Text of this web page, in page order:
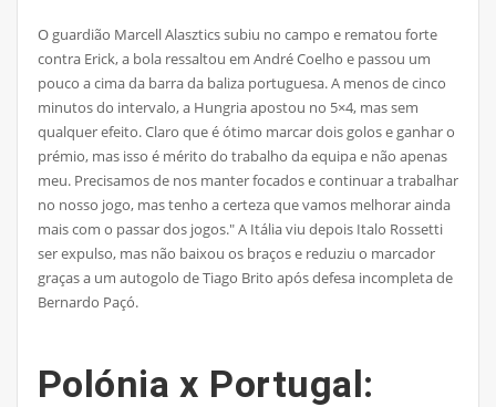
O guardião Marcell Alasztics subiu no campo e rematou forte
contra Erick, a bola ressaltou em André Coelho e passou um
pouco a cima da barra da baliza portuguesa. A menos de cinco
minutos do intervalo, a Hungria apostou no 5×4, mas sem
qualquer efeito. Claro que é ótimo marcar dois golos e ganhar o
prémio, mas isso é mérito do trabalho da equipa e não apenas
meu. Precisamos de nos manter focados e continuar a trabalhar
no nosso jogo, mas tenho a certeza que vamos melhorar ainda
mais com o passar dos jogos." A Itália viu depois Italo Rossetti
ser expulso, mas não baixou os braços e reduziu o marcador
graças a um autogolo de Tiago Brito após defesa incompleta de
Bernardo Paçó.
Polónia x Portugal: